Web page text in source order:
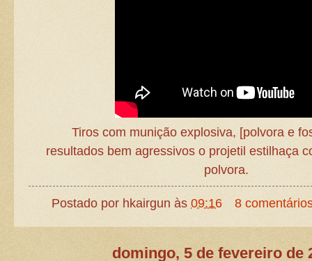
Tiros com munição explosiva, [polvora e
resultados bem agressivos o projetil estilhaça
polvora.
Postado por hkairgun às09:16 8
domingo, 5 de fevereiro de